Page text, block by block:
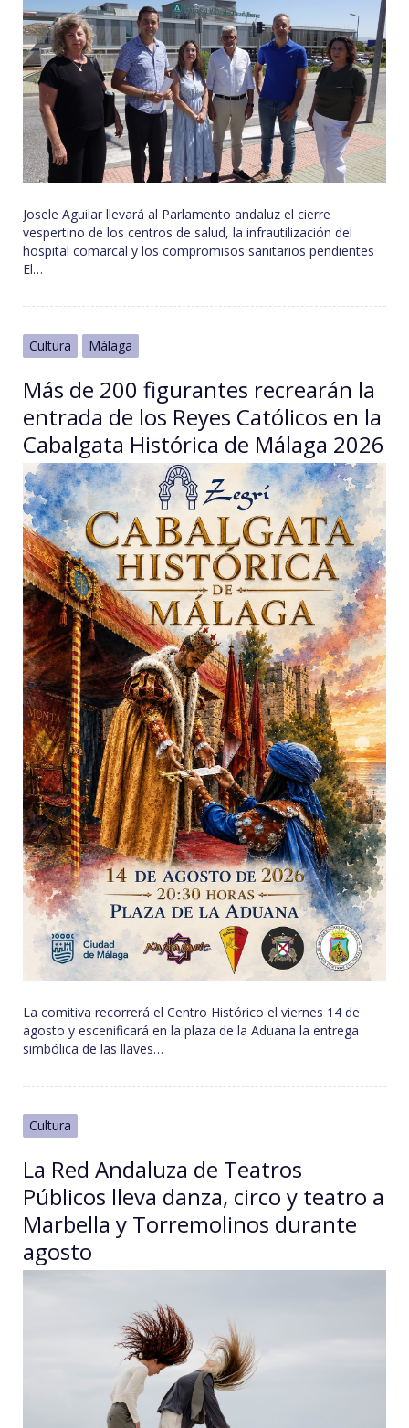
Josele Aguilar llevará al Parlamento andaluz el cierre
vespertino de los centros de salud, la infrautilización del
hospital comarcal y los compromisos sanitarios pendientes
El…
Cultura Málaga
Más de 200 figurantes recrearán la
entrada de los Reyes Católicos en la
Cabalgata Histórica de Málaga 2026
La comitiva recorrerá el Centro Histórico el viernes 14 de
agosto y escenificará en la plaza de la Aduana la entrega
simbólica de las llaves…
Cultura
La Red Andaluza de Teatros
Públicos lleva danza, circo y teatro a
Marbella y Torremolinos durante
agosto